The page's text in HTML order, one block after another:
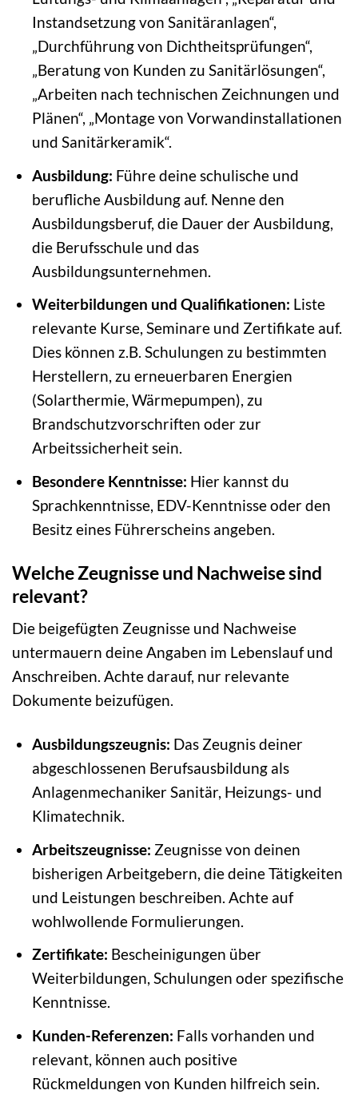
Instandsetzung von Sanitäranlagen“,
„Durchführung von Dichtheitsprüfungen“,
„Beratung von Kunden zu Sanitärlösungen“,
„Arbeiten nach technischen Zeichnungen und
Plänen“, „Montage von Vorwandinstallationen
und Sanitärkeramik“.
Ausbildung: Führe deine schulische und
berufliche Ausbildung auf. Nenne den
Ausbildungsberuf, die Dauer der Ausbildung,
die Berufsschule und das
Ausbildungsunternehmen.
Weiterbildungen und Qualifikationen: Liste
relevante Kurse, Seminare und Zertifikate auf.
Dies können z.B. Schulungen zu bestimmten
Herstellern, zu erneuerbaren Energien
(Solarthermie, Wärmepumpen), zu
Brandschutzvorschriften oder zur
Arbeitssicherheit sein.
Besondere Kenntnisse: Hier kannst du
Sprachkenntnisse, EDV-Kenntnisse oder den
Besitz eines Führerscheins angeben.
Welche Zeugnisse und Nachweise sind
relevant?
Die beigefügten Zeugnisse und Nachweise
untermauern deine Angaben im Lebenslauf und
Anschreiben. Achte darauf, nur relevante
Dokumente beizufügen.
Ausbildungszeugnis: Das Zeugnis deiner
abgeschlossenen Berufsausbildung als
Anlagenmechaniker Sanitär, Heizungs- und
Klimatechnik.
Arbeitszeugnisse: Zeugnisse von deinen
bisherigen Arbeitgebern, die deine Tätigkeiten
und Leistungen beschreiben. Achte auf
wohlwollende Formulierungen.
Zertifikate: Bescheinigungen über
Weiterbildungen, Schulungen oder spezifische
Kenntnisse.
Kunden-Referenzen: Falls vorhanden und
relevant, können auch positive
Rückmeldungen von Kunden hilfreich sein.